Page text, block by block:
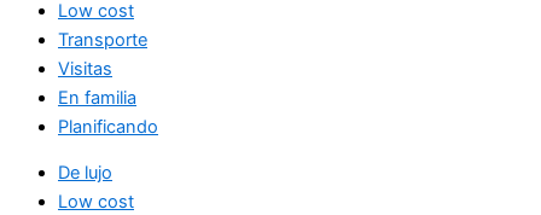
Low cost
Transporte
Visitas
En familia
Planificando
De lujo
Low cost